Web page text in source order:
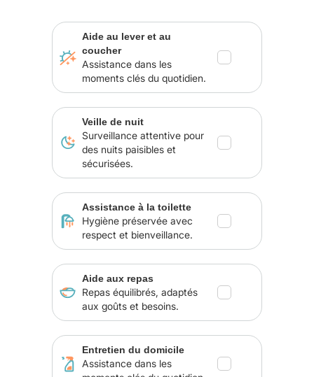
Aide au lever et au
coucher
Assistance dans les
moments clés du quotidien.
Veille de nuit
Surveillance attentive pour
des nuits paisibles et
sécurisées.
Assistance à la toilette
Hygiène préservée avec
respect et bienveillance.
Aide aux repas
Repas équilibrés, adaptés
aux goûts et besoins.
Entretien du domicile
Assistance dans les